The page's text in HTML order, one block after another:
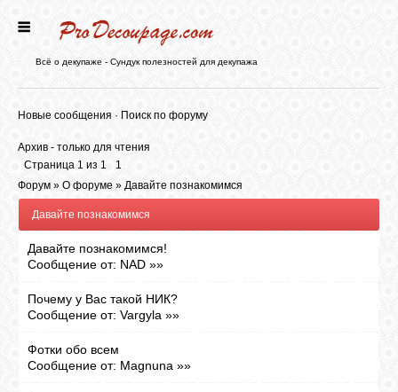
БЛОГ
ФОРУМ
СТАТЬИ
Всё о декупаже - Сундук полезностей для декупажа
Новые сообщения · Поиск по форуму
Архив - только для чтения
Страница 1 из 1
1
Форум » О форуме » Давайте познакомимся
Давайте познакомимся
Давайте познакомимся!
Сообщение от: NAD »»
Почему у Вас такой НИК?
Сообщение от: Vargyla »»
Фотки обо всем
Сообщение от: Magnuna »»